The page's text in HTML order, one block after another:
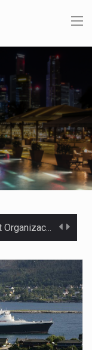
Czym jest Organizacja Traktatu Północnoatlantyckiego? Organizacja Traktatu Północnoatlantyckiego, powszechnie znana jako NATO, to międzynarodowy sojusz polityczno-wojskowy, który powstał 4 kwietnia 1949 roku. Został założony przez…
Co to jest prognoza pogody na 14 dni? Prognoza pogody na 14 dni to niezwykle cenne narzędzie, które dostarcza szczegółowych informacji o długoterminowych warunkach atmosferycznych…
Co to jest serwis Aktualności Polska dzisiaj? Serwis Aktualności Polska dzisiaj to żywy i nowoczesny portal, który dostarcza najświeższe wieści z kraju i zagranicy. Obejmuje…
Co to jest cyberbezpieczeństwo w sieci? Cyberbezpieczeństwo w Internecie stanowi istotny element ochrony systemów informacyjnych. Jego zasadniczym celem jest zabezpieczenie przed różnorodnymi cyberzagrożeniami oraz ryzykiem,…